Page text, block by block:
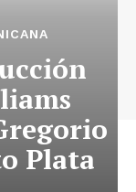
Plata